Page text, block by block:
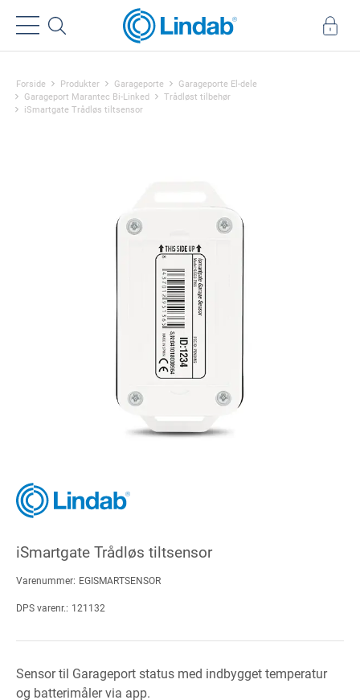
Forside Produkter Garageporte
Garageporte El-dele
Garageport Marantec Bi-Linked
Trådløst tilbehør
iSmartgate Trådløs tiltsensor
iSmartgate Trådløs tiltsensor
Varenummer: EGISMARTSENSOR
DPS varenr.: 121132
Sensor til Garageport status med indbygget temperatur
og batterimåler via app.